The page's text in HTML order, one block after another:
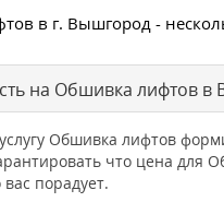
в г. Вышгород -
на Обшивка лифтов в
Обшивка лифтов
что цена для
вас порадует.